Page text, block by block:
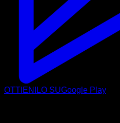
OTTIENILO SUGoogle Play